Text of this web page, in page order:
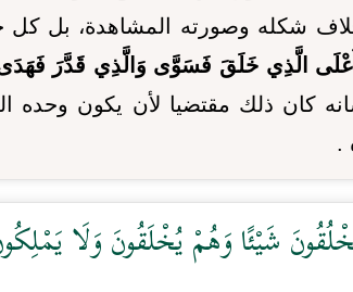
شكله وصورته المشاهدة، بل كل
الَّذِي خَلَقَ فَسَوَّى وَالَّذِي قَدَّرَ
كان ذلك مقتضيا لأن يكون وحده
.
شَيْئًا وَهُمْ يُخْلَقُونَ وَلَا